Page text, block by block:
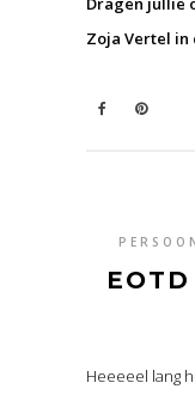
Zoja Vertel in
Heeeeel lang